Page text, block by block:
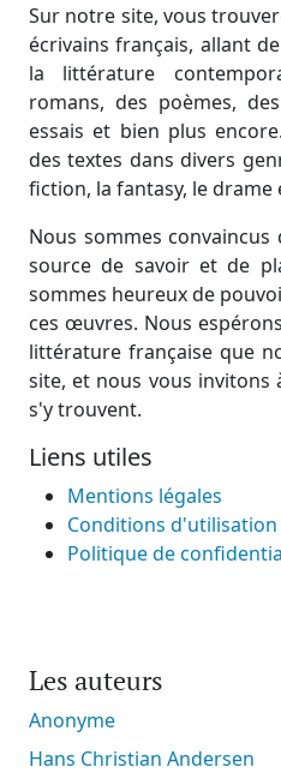
Sur notre site, vous
écrivains français, allant
la littérature
romans, des poèmes,
essais et bien plus
des textes dans divers
fiction, la fantasy, le drame
Nous sommes
source de savoir et de
sommes heureux de
ces œuvres. Nous
littérature française que
site, et nous vous invitons
s'y trouvent.
Liens utiles
Mentions légales
Conditions d'utilisation
Politique de
Les auteurs
Anonyme
Hans Christian Andersen